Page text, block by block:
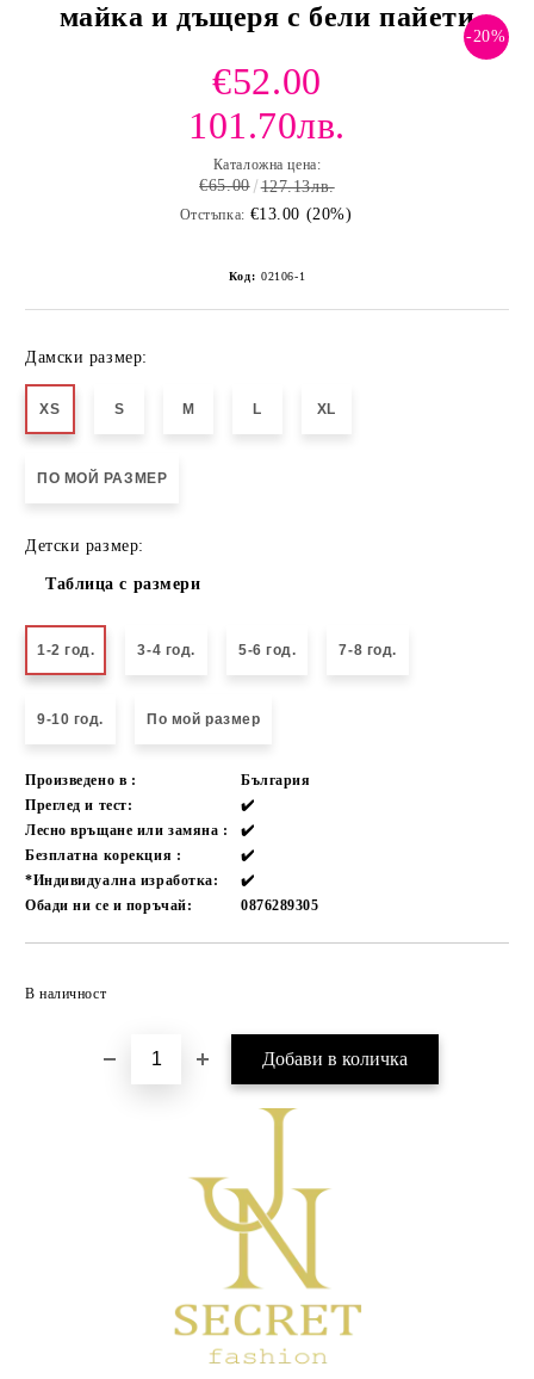
майка и дъщеря с бели пайети
-20%
€52.00
101.70лв.
Каталожна цена:
€65.00 127.13лв.
Отстъпка: €13.00 (20%)
Код: 02106-1
Дамски размер:
XS S M L XL
ПО МОЙ РАЗМЕР
Детски размер:
Таблица с размери
1-2 год. 3-4 год. 5-6 год. 7-8 год.
9-10 год. По мой размер
Произведено в :
България
Преглед и тест:
✔️
Лесно връщане или замяна :
✔️
Безплатна корекция :
✔️
*Индивидуална изработка:
✔️
Обади ни се и поръчай:
0876289305
В наличност